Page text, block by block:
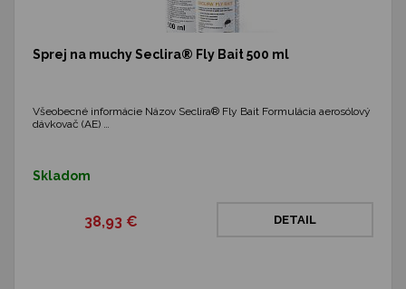
Sprej na muchy Seclira® Fly Bait 500 ml
Všeobecné informácie Názov Seclira® Fly Bait Formulácia aerosólový
dávkovač (AE) …
Skladom
38,93 € DETAIL